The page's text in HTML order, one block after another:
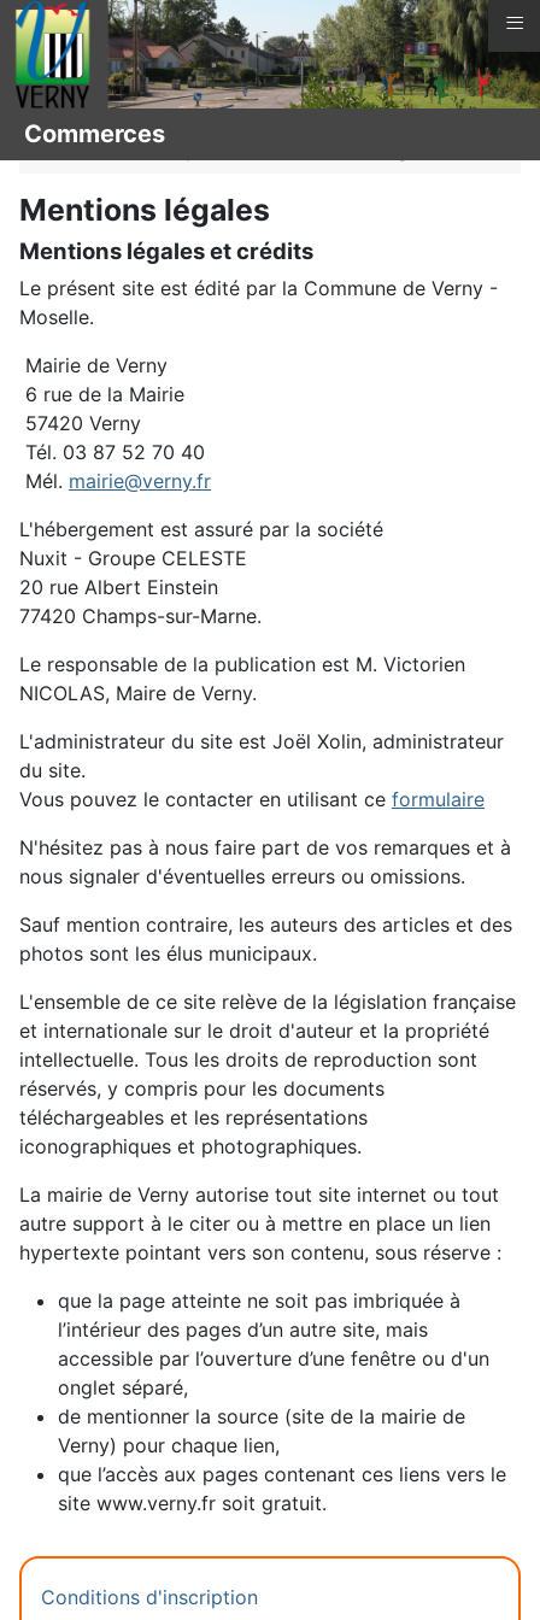
Vous êtes ici :
Vie économique
Mentions légales
Mentions légales et crédits
Le présent site est édité par la Commune de Verny -
Moselle.
Mairie de Verny
6 rue de la Mairie
57420 Verny
Tél. 03 87 52 70 40
Mél. mairie@verny.fr
L'hébergement est assuré par la société
Nuxit - Groupe CELESTE
20 rue Albert Einstein
77420 Champs-sur-Marne.
Le responsable de la publication est M. Victorien
NICOLAS, Maire de Verny.
L'administrateur du site est Joël Xolin, administrateur
du site.
Vous pouvez le contacter en utilisant ce formulaire
N'hésitez pas à nous faire part de vos remarques et à
nous signaler d'éventuelles erreurs ou omissions.
Sauf mention contraire, les auteurs des articles et des
photos sont les élus municipaux.
L'ensemble de ce site relève de la législation française
et internationale sur le droit d'auteur et la propriété
intellectuelle. Tous les droits de reproduction sont
réservés, y compris pour les documents
téléchargeables et les représentations
iconographiques et photographiques.
La mairie de Verny autorise tout site internet ou tout
autre support à le citer ou à mettre en place un lien
hypertexte pointant vers son contenu, sous réserve :
que la page atteinte ne soit pas imbriquée à
l’intérieur des pages d’un autre site, mais
accessible par l’ouverture d’une fenêtre ou d'un
onglet séparé,
de mentionner la source (site de la mairie de
Verny) pour chaque lien,
que l’accès aux pages contenant ces liens vers le
site www.verny.fr soit gratuit.
Conditions d'inscription
Commerces
≡